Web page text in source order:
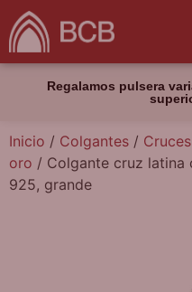
Regalamos pulsera
Inicio / Colgantes /
oro / Colgante cruz latina
925, grande